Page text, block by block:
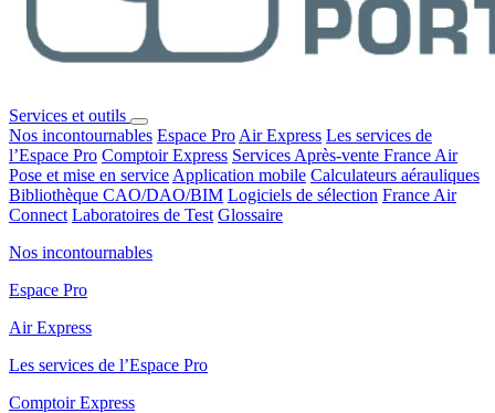
Services et outils
Nos incontournables Espace Pro Air Express Les services de
l’Espace Pro Comptoir Express Services Après-vente France Air
Pose et mise en service Application mobile Calculateurs aérauliques
Bibliothèque CAO/DAO/BIM Logiciels de sélection France Air
Connect Laboratoires de Test Glossaire
Nos incontournables
Espace Pro
Air Express
Les services de l’Espace Pro
Comptoir Express